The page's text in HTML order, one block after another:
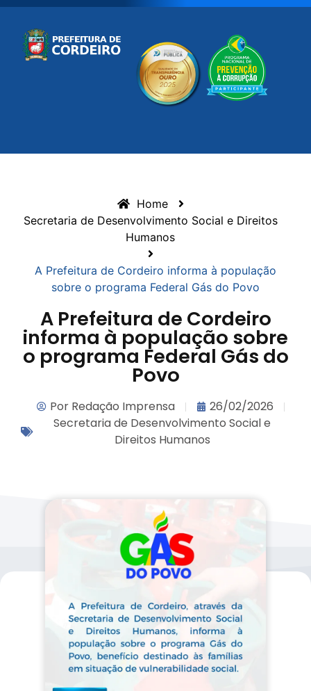
Home
Secretaria de Desenvolvimento Social e Direitos
Humanos
A Prefeitura de Cordeiro informa à população
sobre o programa Federal Gás do Povo
A Prefeitura de Cordeiro
informa à população sobre
o programa Federal Gás do
Povo
Por Redação Imprensa
26/02/2026
Secretaria de Desenvolvimento Social e
Direitos Humanos